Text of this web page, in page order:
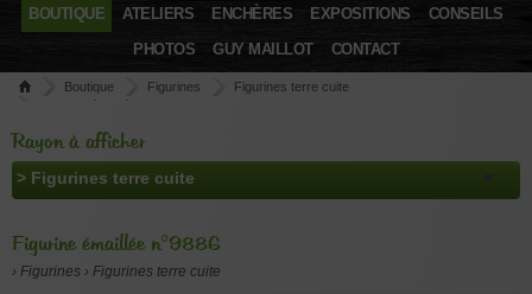
BOUTIQUE ATELIERS ENCHÈRES EXPOSITIONS
CONSEILS
PHOTOS
GUY MAILLOT CONTACT
Boutique Figurines
Figurines terre cuite
Figurine émaillée n°9886
Rayon à afficher
Figurine émaillée n°9886
› Figurines › Figurines terre cuite